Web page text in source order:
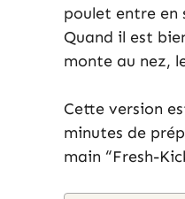
poulet entre en
Quand il est
monte au nez,
Cette version
minutes de
main “Fresh-